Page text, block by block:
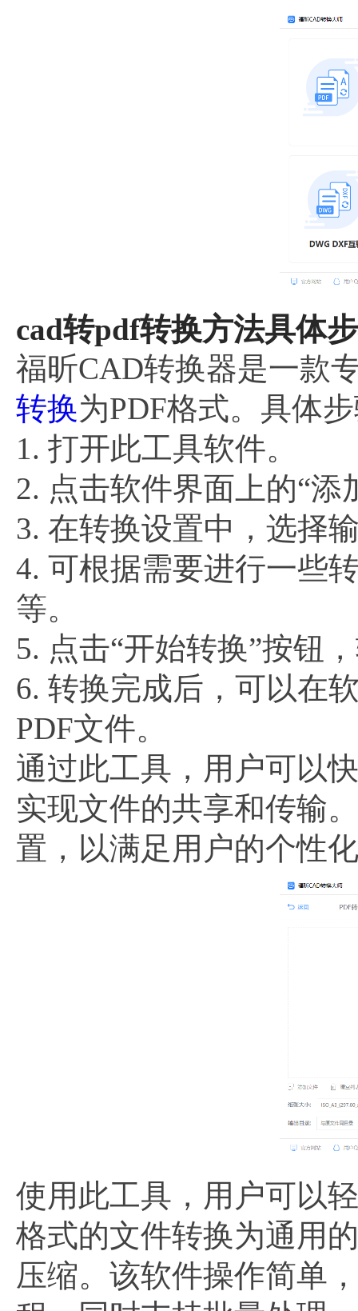
cad转pdf转换方法具体
福昕CAD转换器是一款
转换为PDF格式。具体
1. 打开此工具软件。
2. 点击软件界面上的“
3. 在转换设置中，选择
4. 可根据需要进行一些
等。
5. 点击“开始转换”按钮
6. 转换完成后，可以在
PDF文件。
通过此工具，用户可以
实现文件的共享和传输
置，以满足用户的个性
使用此工具，用户可以
格式的文件转换为通用
压缩。该软件操作简单